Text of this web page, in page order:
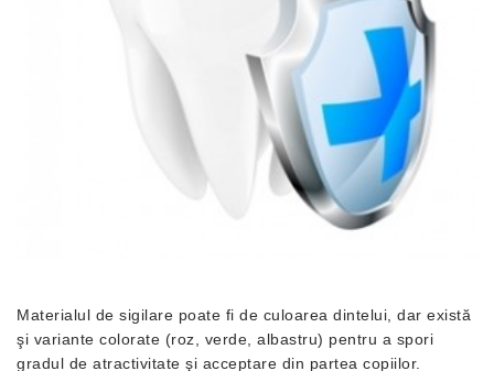
Materialul de sigilare poate fi de culoarea dintelui, dar există
şi variante colorate (roz, verde, albastru) pentru a spori
gradul de atractivitate şi acceptare din partea copiilor.